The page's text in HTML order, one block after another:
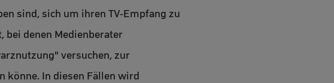
sind, sich um ihren TV-Empfang zu
bei denen Medienberater
versuchen, zur
könne. In diesen Fällen wird